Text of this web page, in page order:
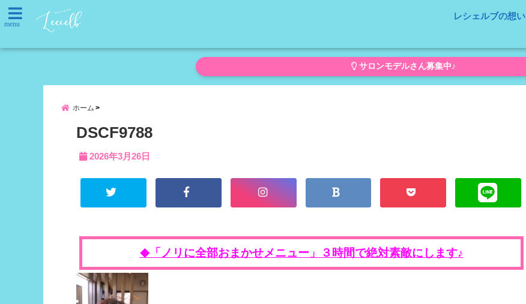
menu
レシェルブの想い
サロンモデルさん募集中♪
ホーム
DSCF9788
2026年3月26日
◆「ノリに全部おまかせメニュー」３時間で絶対素敵にします♪